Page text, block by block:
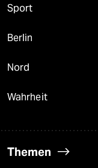
Sport
Berlin
Nord
Wahrheit
Themen